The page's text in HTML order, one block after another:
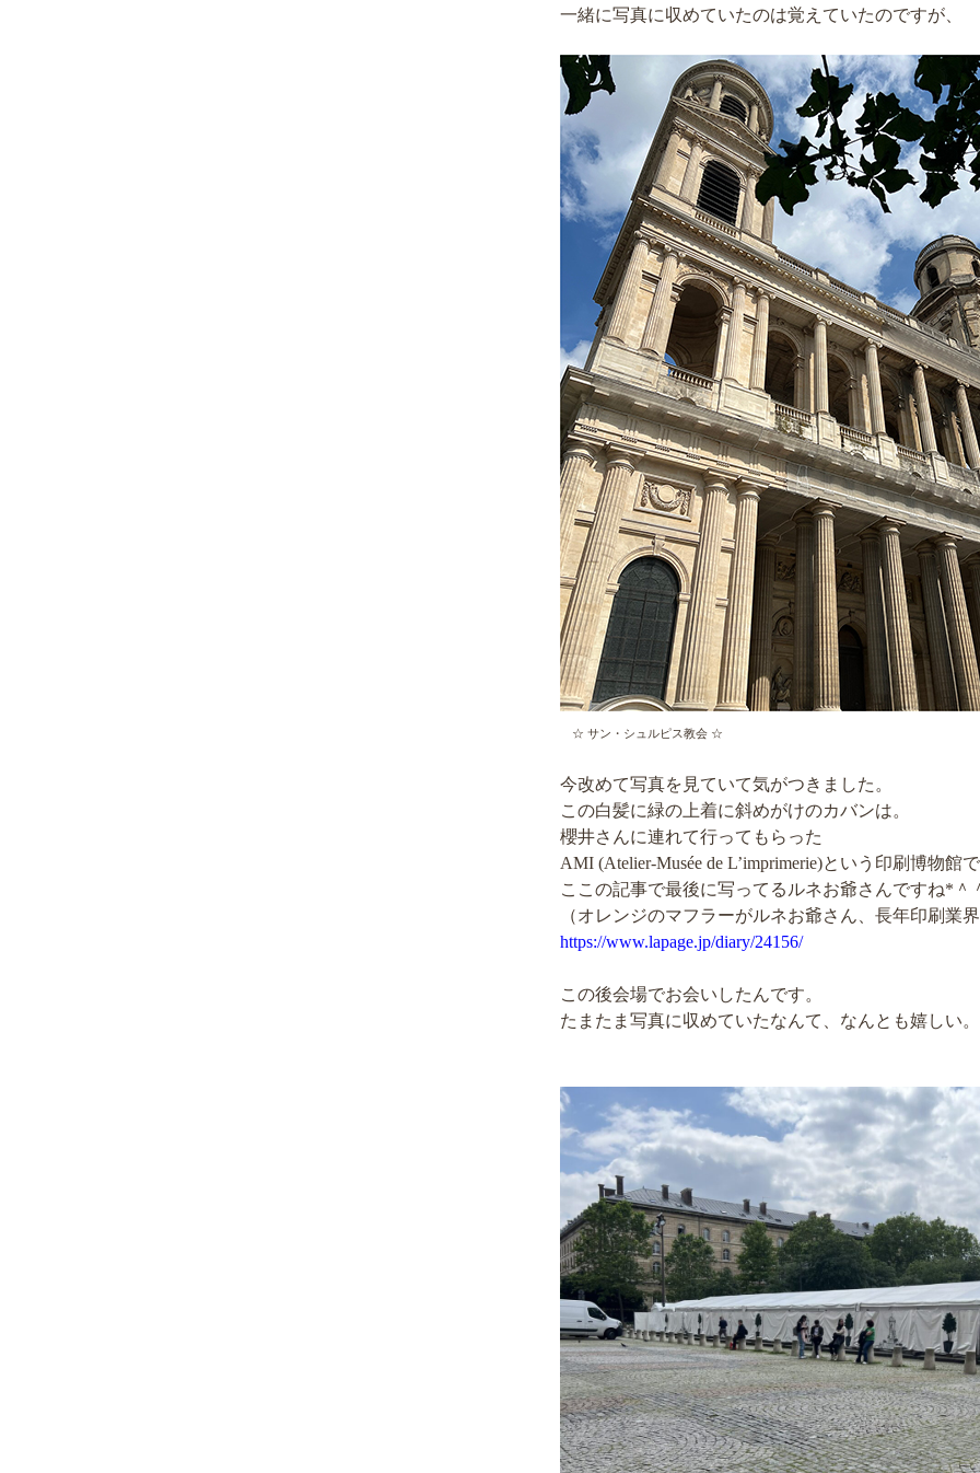
一緒に写真に収めていたのは覚えていたのですが、
☆ サン・シュルピス教会 ☆
今改めて写真を見ていて気がつきました。
この白髪に緑の上着に斜めがけのカバンは。
櫻井さんに連れて行ってもらった
AMI (Atelier-Musée de L’imprimerie)という印刷博物館
ここの記事で最後に写ってるルネお爺さんですね*＾
（オレンジのマフラーがルネお爺さん、長年印刷業
https://www.lapage.jp/diary/24156/
この後会場でお会いしたんです。
たまたま写真に収めていたなんて、なんとも嬉しい。